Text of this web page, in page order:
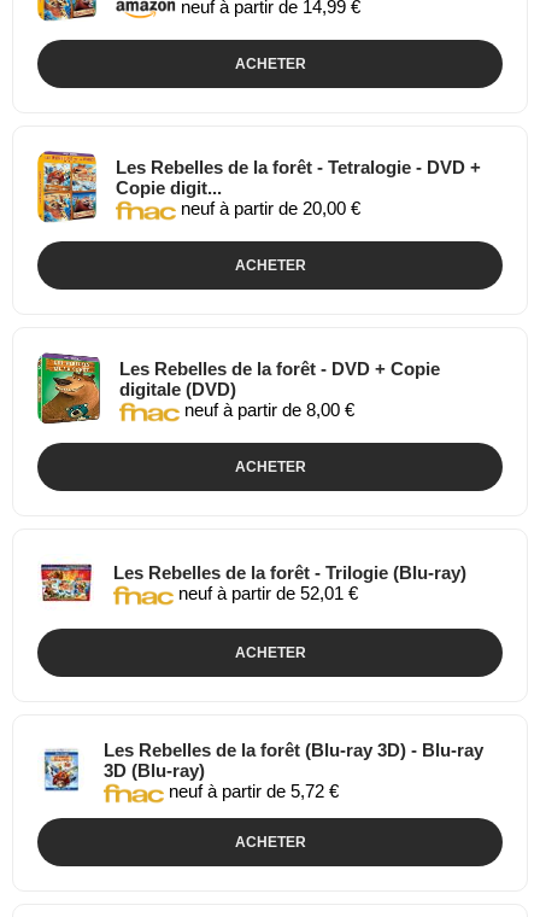
neuf à partir de 14,99 €
ACHETER
Les Rebelles de la forêt - Tetralogie - DVD +
Copie digit...
neuf à partir de 20,00 €
ACHETER
Les Rebelles de la forêt - DVD + Copie
digitale (DVD)
neuf à partir de 8,00 €
ACHETER
Les Rebelles de la forêt - Trilogie (Blu-ray)
neuf à partir de 52,01 €
ACHETER
Les Rebelles de la forêt (Blu-ray 3D) - Blu-ray
3D (Blu-ray)
neuf à partir de 5,72 €
ACHETER